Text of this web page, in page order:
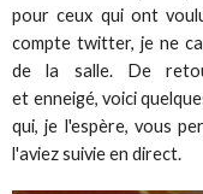
pour ceux qui ont
compte twitter, je ne
de la salle. De
et enneigé, voici
qui, je l'espère, vous
l'aviez suivie en direct.